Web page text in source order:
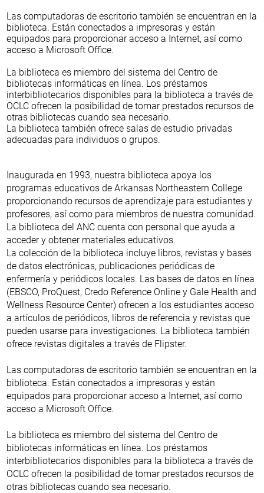
Las computadoras de escritorio también se encuentran en la
biblioteca. Están conectados a impresoras y están
equipados para proporcionar acceso a Internet, así como
acceso a Microsoft Office.
La biblioteca es miembro del sistema del Centro de
bibliotecas informáticas en línea. Los préstamos
interbibliotecarios disponibles para la biblioteca a través de
OCLC ofrecen la posibilidad de tomar prestados recursos de
otras bibliotecas cuando sea necesario.
La biblioteca también ofrece salas de estudio privadas
adecuadas para individuos o grupos.
Inaugurada en 1993, nuestra biblioteca apoya los
programas educativos de Arkansas Northeastern College
proporcionando recursos de aprendizaje para estudiantes y
profesores, así como para miembros de nuestra comunidad.
La biblioteca del ANC cuenta con personal que ayuda a
acceder y obtener materiales educativos.
La colección de la biblioteca incluye libros, revistas y bases
de datos electrónicas, publicaciones periódicas de
enfermería y periódicos locales. Las bases de datos en línea
(EBSCO, ProQuest, Credo Reference Online y Gale Health and
Wellness Resource Center) ofrecen a los estudiantes acceso
a artículos de periódicos, libros de referencia y revistas que
pueden usarse para investigaciones. La biblioteca también
ofrece revistas digitales a través de Flipster.
Las computadoras de escritorio también se encuentran en la
biblioteca. Están conectados a impresoras y están
equipados para proporcionar acceso a Internet, así como
acceso a Microsoft Office.
La biblioteca es miembro del sistema del Centro de
bibliotecas informáticas en línea. Los préstamos
interbibliotecarios disponibles para la biblioteca a través de
OCLC ofrecen la posibilidad de tomar prestados recursos de
otras bibliotecas cuando sea necesario.